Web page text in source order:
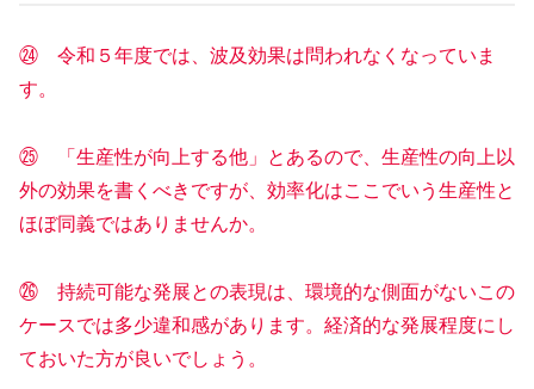
㉔ 令和５年度では、波及効果は問われなくなっていま
す。
㉕ 「生産性が向上する他」とあるので、生産性の向上以
外の効果を書くべきですが、効率化はここでいう生産性と
ほぼ同義ではありませんか。
㉖ 持続可能な発展との表現は、環境的な側面がないこの
ケースでは多少違和感があります。経済的な発展程度にし
ておいた方が良いでしょう。